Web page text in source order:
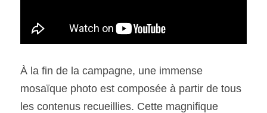
À la fin de la campagne, une immense
mosaïque photo est composée à partir de tous
les contenus recueillies. Cette magnifique